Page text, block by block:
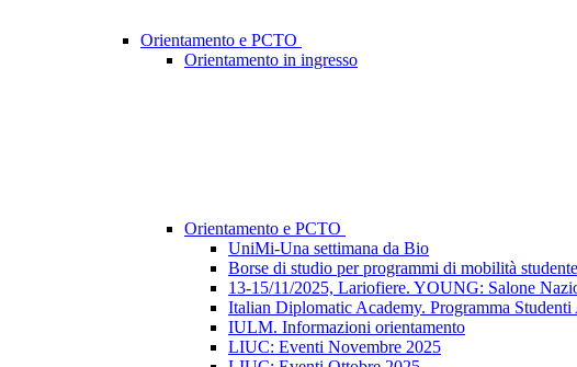
Orientamento e PCTO
Orientamento in ingresso
Orientamento e PCTO
UniMi-Una settimana da Bio
Borse di studio per programmi di mobilità
13-15/11/2025, Lariofiere. YOUNG: Salone
Italian Diplomatic Academy. Programma
IULM. Informazioni orientamento
LIUC: Eventi Novembre 2025